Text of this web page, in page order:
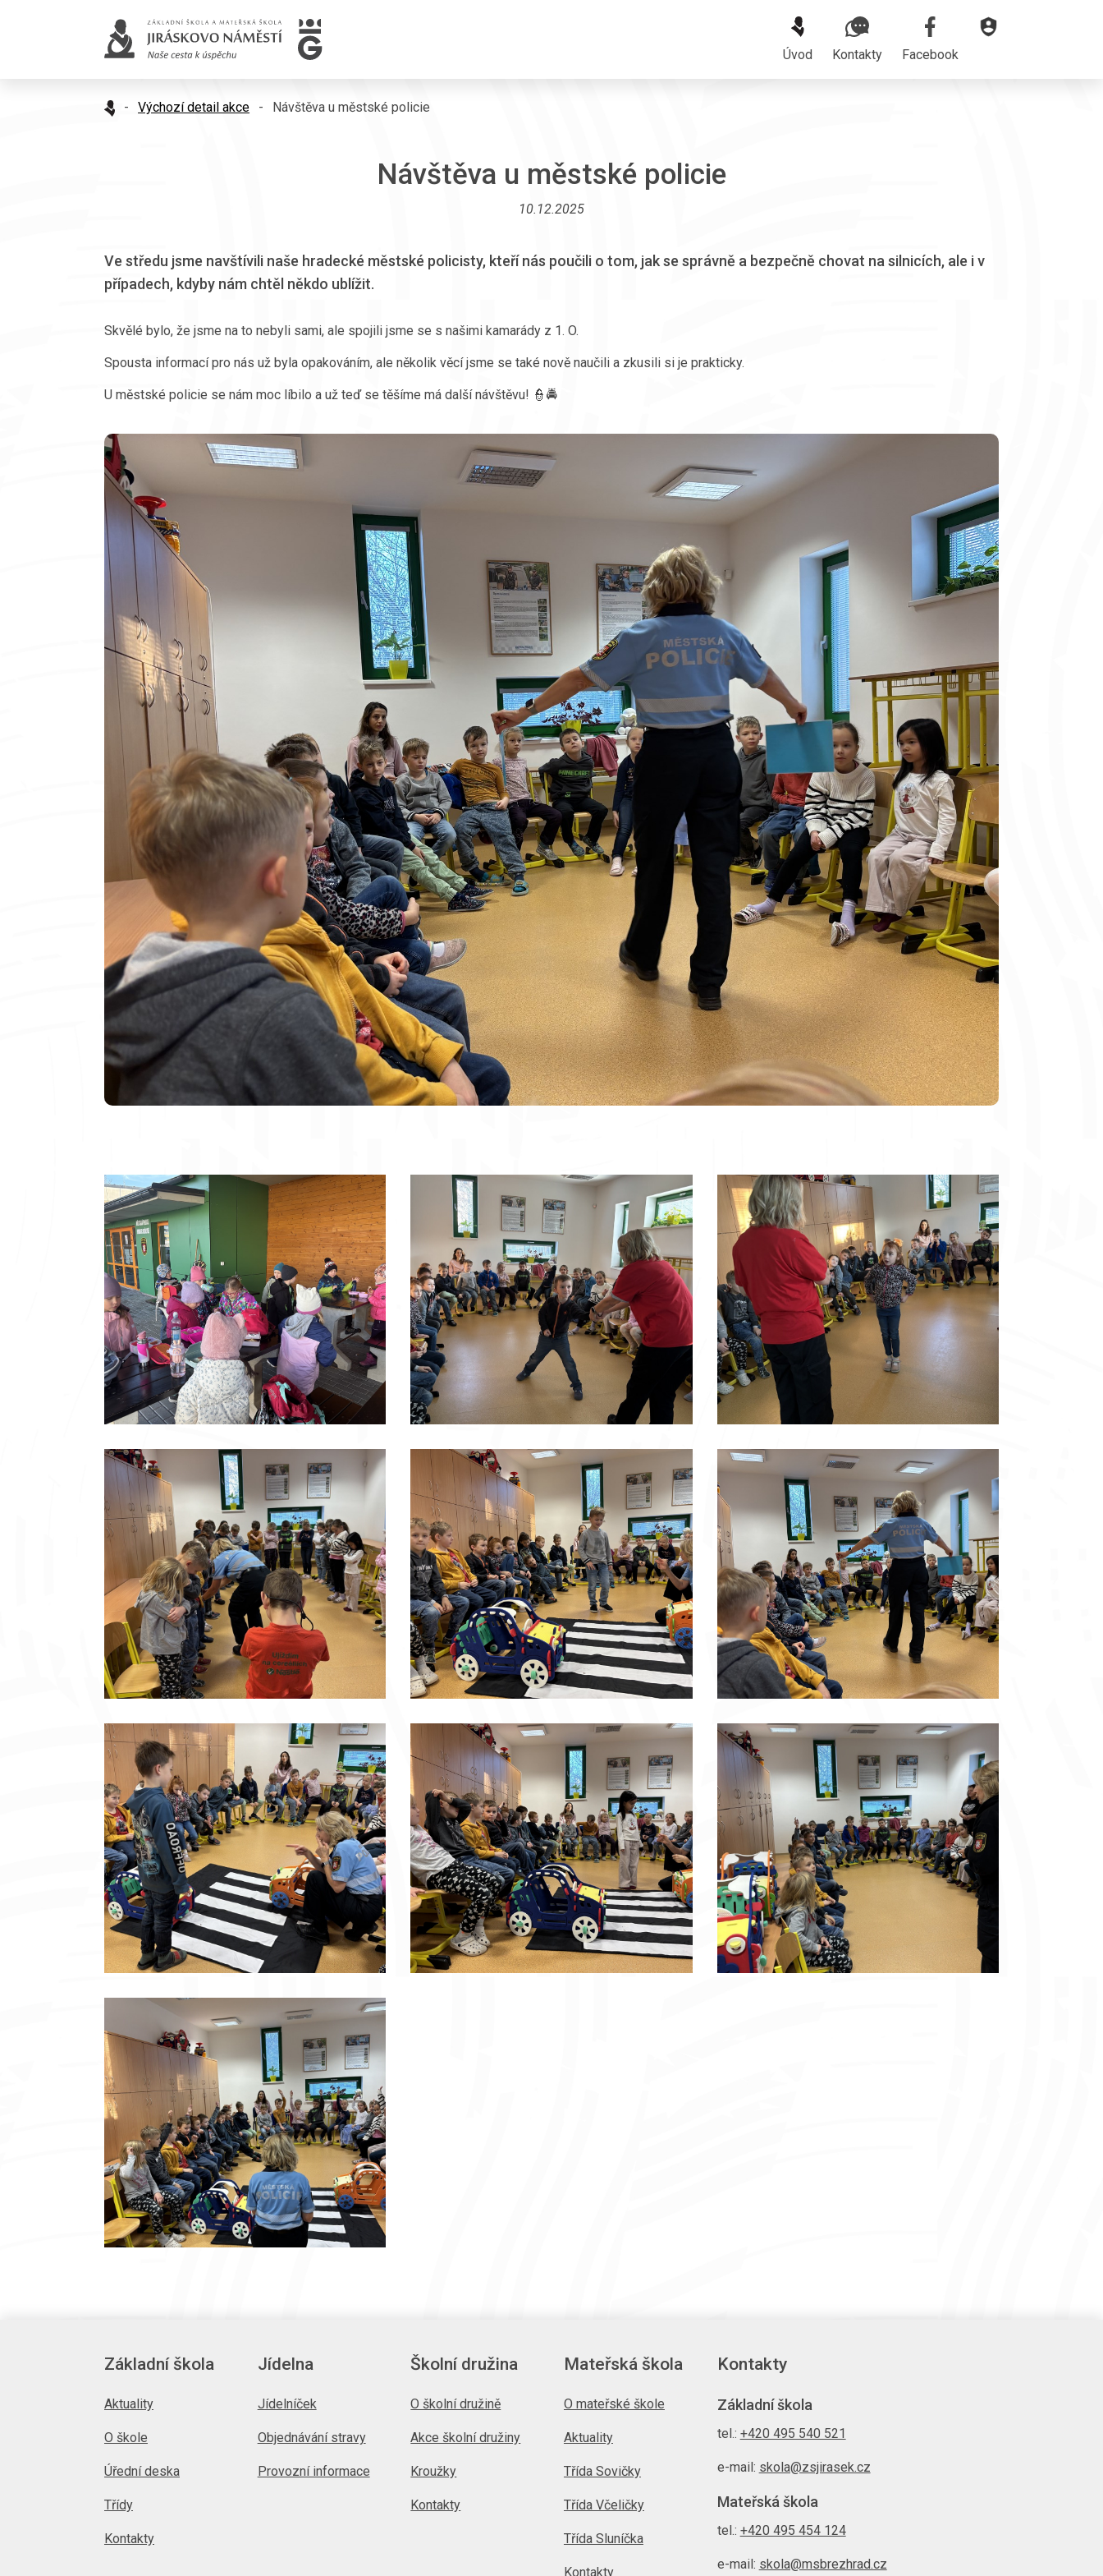
Úvod Kontakty Facebook
- Výchozí detail akce - Návštěva u městské policie
Návštěva u městské policie
10.12.2025
Ve středu jsme navštívili naše hradecké městské policisty, kteří nás poučili o tom, jak se správně a bezpečně chovat na silnicích, ale i v
případech, kdyby nám chtěl někdo ublížit.
Skvělé bylo, že jsme na to nebyli sami, ale spojili jsme se s našimi kamarády z 1. O.
Spousta informací pro nás už byla opakováním, ale několik věcí jsme se také nově naučili a zkusili si je prakticky.
U městské policie se nám moc líbilo a už teď se těšíme má další návštěvu! 👮🚔
Základní škola
Aktuality
O škole
Úřední deska
Třídy
Kontakty
Jídelna
Jídelníček
Objednávání stravy
Provozní informace
Školní družina
O školní družině
Akce školní družiny
Kroužky
Kontakty
Mateřská škola
O mateřské škole
Aktuality
Třída Sovičky
Třída Včeličky
Třída Sluníčka
Kontakty
Kontakty
Základní škola
tel.: +420 495 540 521
e-mail: skola@zsjirasek.cz
Mateřská škola
tel.: +420 495 454 124
e-mail: skola@msbrezhrad.cz